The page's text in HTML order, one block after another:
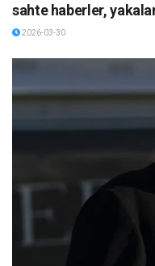
sahte haberler,
2026-03-30